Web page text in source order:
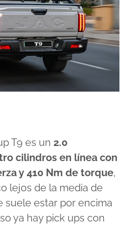
T9 es un 2.0
cilindros en línea con
y 410 Nm de torque,
lejos de la media de
suele estar por encima
ya hay pick ups con